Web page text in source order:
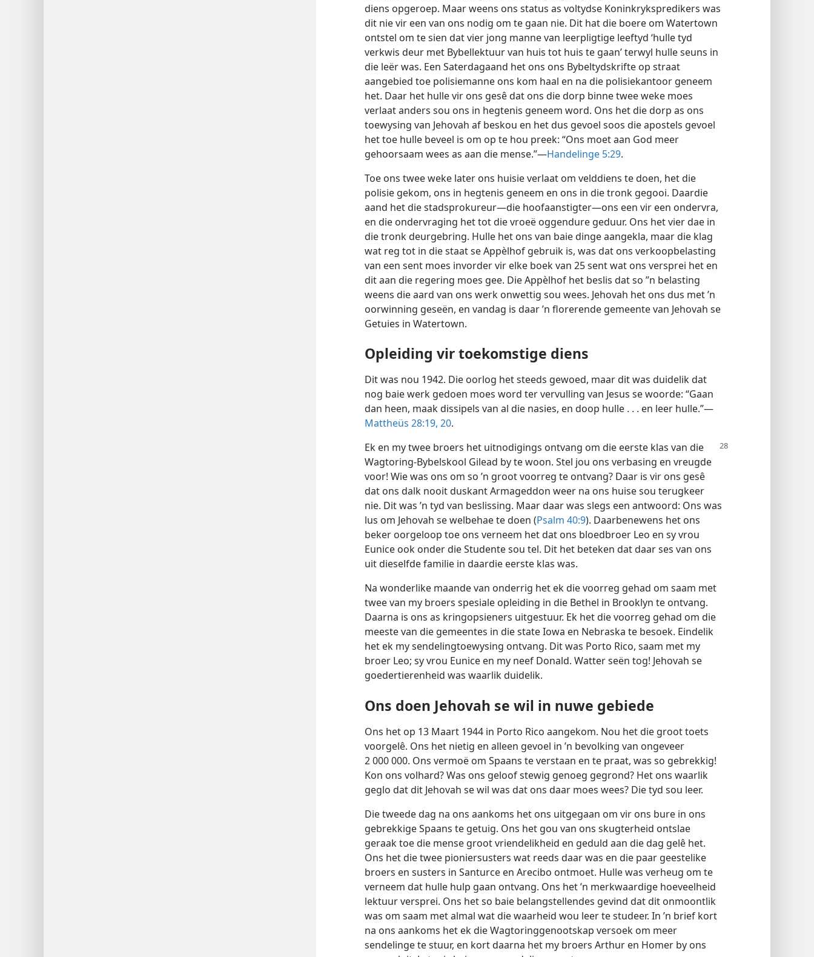
diens opgeroep. Maar weens ons status as voltydse Koninkrykspredikers was
dit nie vir een van ons nodig om te gaan nie. Dit hat die boere om Watertown
ontstel om te sien dat vier jong manne van leerpligtige leeftyd ‘hulle tyd
verkwis deur met Bybellektuur van huis tot huis te gaan’ terwyl hulle seuns in
die leër was. Een Saterdagaand het ons ons Bybeltydskrifte op straat
aangebied toe polisiemanne ons kom haal en na die polisiekantoor geneem
het. Daar het hulle vir ons gesê dat ons die dorp binne twee weke moes
verlaat anders sou ons in hegtenis geneem word. Ons het die dorp as ons
toewysing van Jehovah af beskou en het dus gevoel soos die apostels gevoel
het toe hulle beveel is om op te hou preek: “Ons moet aan God meer
gehoorsaam wees as aan die mense.”—Handelinge 5:29.
Toe ons twee weke later ons huisie verlaat om velddiens te doen, het die
polisie gekom, ons in hegtenis geneem en ons in die tronk gegooi. Daardie
aand het die stadsprokureur—die hoofaanstigter—ons een vir een ondervra,
en die ondervraging het tot die vroeë oggendure geduur. Ons het vier dae in
die tronk deurgebring. Hulle het ons van baie dinge aangekla, maar die klag
wat reg tot in die staat se Appèlhof gebruik is, was dat ons verkoopbelasting
van een sent moes invorder vir elke boek van 25 sent wat ons versprei het en
dit aan die regering moes gee. Die Appèlhof het beslis dat so ’’n belasting
weens die aard van ons werk onwettig sou wees. Jehovah het ons dus met ’n
oorwinning geseën, en vandag is daar ’n florerende gemeente van Jehovah se
Getuies in Watertown.
Opleiding vir toekomstige diens
Dit was nou 1942. Die oorlog het steeds gewoed, maar dit was duidelik dat
nog baie werk gedoen moes word ter vervulling van Jesus se woorde: “Gaan
dan heen, maak dissipels van al die nasies, en doop hulle . . . en leer hulle.”—
Mattheüs 28:19, 20.
Ek en my twee broers het uitnodigings ontvang om die eerste klas van die
Wagtoring-Bybelskool Gilead by te woon. Stel jou ons verbasing en vreugde
voor! Wie was ons om so ’n groot voorreg te ontvang? Daar is vir ons gesê
dat ons dalk nooit duskant Armageddon weer na ons huise sou terugkeer
nie. Dit was ’n tyd van beslissing. Maar daar was slegs een antwoord: Ons was
lus om Jehovah se welbehae te doen (Psalm 40:9). Daarbenewens het ons
beker oorgeloop toe ons verneem het dat ons bloedbroer Leo en sy vrou
Eunice ook onder die Studente sou tel. Dit het beteken dat daar ses van ons
uit dieselfde familie in daardie eerste klas was.
Na wonderlike maande van onderrig het ek die voorreg gehad om saam met
twee van my broers spesiale opleiding in die Bethel in Brooklyn te ontvang.
Daarna is ons as kringopsieners uitgestuur. Ek het die voorreg gehad om die
meeste van die gemeentes in die state Iowa en Nebraska te besoek. Eindelik
het ek my sendelingtoewysing ontvang. Dit was Porto Rico, saam met my
broer Leo; sy vrou Eunice en my neef Donald. Watter seën tog! Jehovah se
goedertierenheid was waarlik duidelik.
Ons doen Jehovah se wil in nuwe gebiede
Ons het op 13 Maart 1944 in Porto Rico aangekom. Nou het die groot toets
voorgelê. Ons het nietig en alleen gevoel in ’n bevolking van ongeveer
2 000 000. Ons vermoë om Spaans te verstaan en te praat, was so gebrekkig!
Kon ons volhard? Was ons geloof stewig genoeg gegrond? Het ons waarlik
geglo dat dit Jehovah se wil was dat ons daar moes wees? Die tyd sou leer.
Die tweede dag na ons aankoms het ons uitgegaan om vir ons bure in ons
gebrekkige Spaans te getuig. Ons het gou van ons skugterheid ontslae
geraak toe die mense groot vriendelikheid en geduld aan die dag gelê het.
Ons het die twee pioniersusters wat reeds daar was en die paar geestelike
broers en susters in Santurce en Arecibo ontmoet. Hulle was verheug om te
verneem dat hulle hulp gaan ontvang. Ons het ’n merkwaardige hoeveelheid
lektuur versprei. Ons het so baie belangstellendes gevind dat dit onmoontlik
was om saam met almal wat die waarheid wou leer te studeer. In ’n brief kort
na ons aankoms het ek die Wagtoringgenootskap versoek om meer
sendelinge te stuur, en kort daarna het my broers Arthur en Homer by ons